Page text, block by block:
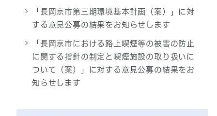
「長岡京市第三期環境基本計画（案）」に対
する意見公募の結果をお知らせします
「長岡京市における路上喫煙等の被害の防止
に関する指針の制定と喫煙施設の取り扱いに
ついて（案）」に対する意見公募の結果をお
知らせします